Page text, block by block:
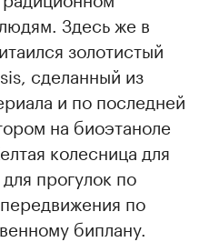
Здесь же в
золотистый
сделанный из
и по последней
на биоэтаноле
колесница для
прогулок по
по
биплану.